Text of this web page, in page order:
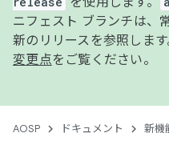
ニフェスト ブランチは、
新のリリースを参照しま
変更点をご覧ください。
AOSP ドキュメント 新機